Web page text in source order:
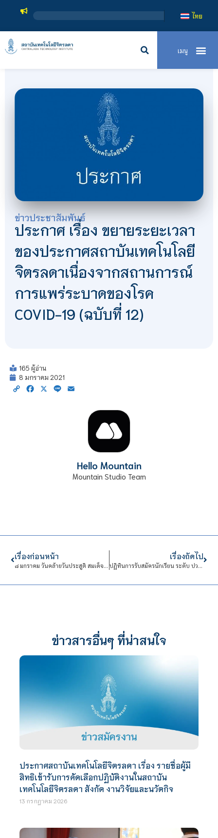
สถาบันเทคโ
ไทย
ข่าวประชาสัมพันธ์
ประกาศ เรื่อง ขยายระยะเวลา
ของประกาศสถาบันเทคโนโลยี
จิตรลดาเนื่องจากสถานการณ์
การแพร่ระบาดของโรค
COVID-19 (ฉบับที่ 12)
165 ผู้อ่าน
8 มกราคม 2021
Copy Facebook
X Line
Hello Mountain
Mountain Studio Team
เรื่องก่อนหน้า
๘ มกราคม วันคล้ายวันประสูติ สมเด็จพระเจ้าลูกเธอ เจ้าฟ้าสิริวัณณวรี นารีรัตนราชกัญญา
เรื่องถัดไป
ปฏิทินการรับสมัครนักเรียน ระดับ ปวช. ประจำปีการศึกษา 2564 (ขยายระยะเวลา)
ข่าวสารอื่นๆ ที่น่าสนใจ
ประกาศสถาบันเทคโนโลยีจิตรลดา เรื่อง รายชื่อผู้มี
สิทธิเข้ารับการคัดเลือกปฏิบัติงานในสถาบัน
เทคโนโลยีจิตรลดา สังกัด งานวิจัยและนวัตกิจ
13 กรกฎาคม 2026